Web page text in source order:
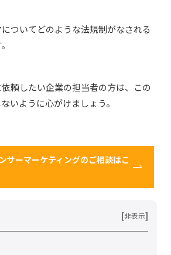
ついてどのような法規制がなされる
頼したい企業の担当者の方は、この
いように心がけましょう。
サーマーケティングのご相談はこ
[非表示]